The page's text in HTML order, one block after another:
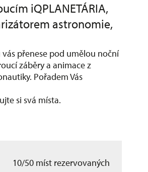
iQPLANETÁRIA,
astronomie,
přenese pod umělou noční
záběry a animace z
Pořadem Vás
si svá místa.​
10/50 míst rezervovaných